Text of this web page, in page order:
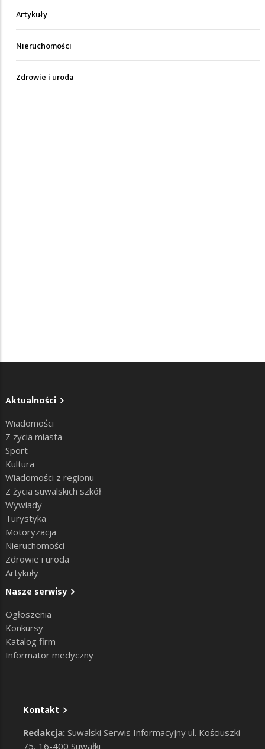
Artykuły
Nieruchomości
Zdrowie i uroda
Aktualności
Wiadomości
Z życia miasta
Sport
Kultura
Wiadomości z regionu
Z życia suwalskich szkół
Wywiady
Turystyka
Motoryzacja
Nieruchomości
Zdrowie i uroda
Artykuły
Nasze serwisy
Ogłoszenia
Konkursy
Katalog firm
Informator medyczny
Kontakt
Redakcja: Suwalski Serwis Informacyjny ul. Kościuszki
75, 16-400 Suwałki